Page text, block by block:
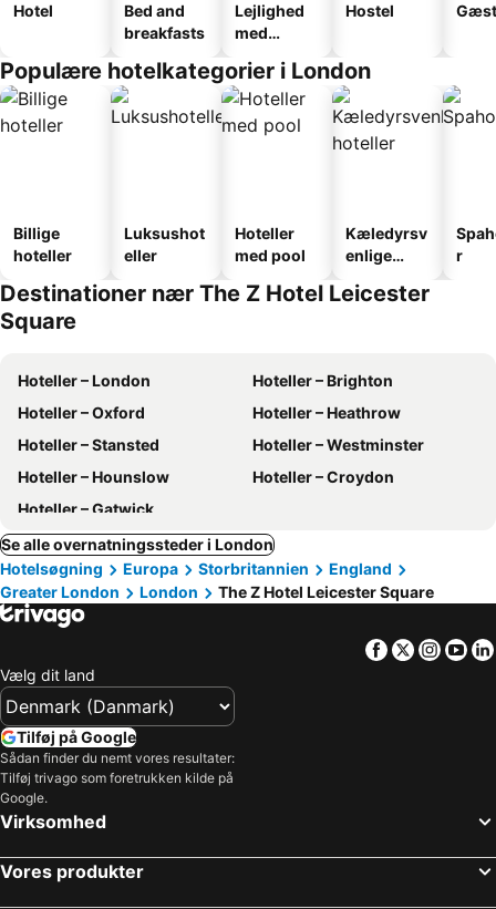
Hotel
Bed and
breakfasts
Lejlighed
med
Hostel
Populære hotelkategorier i London
Billige
hoteller
Luksushot
eller
Hoteller
med pool
Kæledyrsv
enlige
r
Destinationer nær The Z Hotel Leicester
Square
Hoteller – London
Hoteller – Brighton
Hoteller – Oxford
Hoteller – Heathrow
Hoteller – Stansted
Hoteller – Westminster
Hoteller – Hounslow
Hoteller – Croydon
Hoteller – Gatwick
Se alle overnatningssteder i London
Hotelsøgning
Europa Storbritannien
England
Greater London
London The Z Hotel Leicester Square
Facebook
Twitter
Vælg dit land
Tilføj på Google
Sådan finder du nemt vores resultater:
Tilføj trivago som foretrukken kilde på
Google.
Virksomhed
Vores produkter